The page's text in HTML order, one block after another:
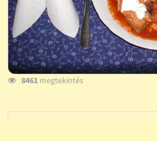
8461megtekintés